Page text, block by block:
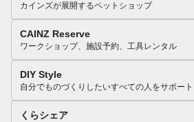
カインズが展開するペットショップ
CAINZ Reserve
ワークショップ、施設予約、工具レンタル
DIY Style
自分でものづくりしたいすべての人をサポート
くらシェア